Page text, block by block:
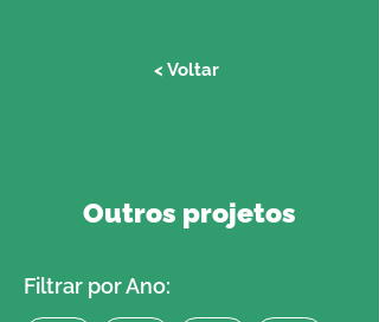
< Voltar
Outros projetos
Filtrar por Ano: